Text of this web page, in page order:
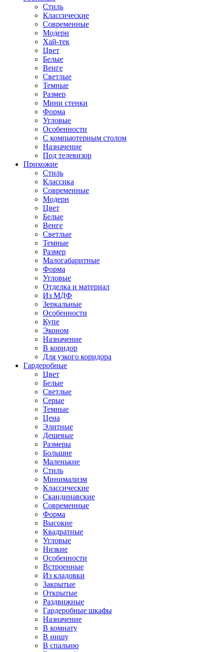
Стиль
Классические
Современные
Модерн
Хай-тек
Цвет
Белые
Венге
Светлые
Темные
Размер
Мини стенки
Форма
Угловые
Особенности
С компьютерным столом
Назначение
Под телевизор
Прихожие
Стиль
Классика
Современные
Модерн
Цвет
Белые
Венге
Светлые
Темные
Размер
Малогабаритные
Форма
Угловые
Отделка и материал
Из МДФ
Зеркальные
Особенности
Купе
Эконом
Назначение
В коридор
Для узкого коридора
Гардеробные
Цвет
Белые
Светлые
Серые
Темные
Цена
Элитные
Дешевые
Размеры
Большие
Маленькие
Стиль
Минимализм
Классические
Скандинавские
Современные
Форма
Высокие
Квадратные
Угловые
Низкие
Особенности
Встроенные
Из кладовки
Закрытые
Открытые
Раздвижные
Гардеробные шкафы
Назначение
В комнату
В нишу
В спальню